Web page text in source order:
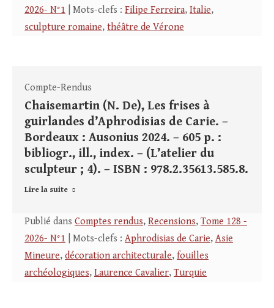
2026- N°1 | Mots-clefs : Filipe Ferreira, Italie,
sculpture romaine, théâtre de Vérone
Compte-Rendus
Chaisemartin (N. De), Les frises à
guirlandes d’Aphrodisias de Carie. –
Bordeaux : Ausonius 2024. – 605 p. :
bibliogr., ill., index. – (L’atelier du
sculpteur ; 4). – ISBN : 978.2.35613.585.8.
Lire la suite
Publié dans Comptes rendus, Recensions, Tome 128 -
2026- N°1 | Mots-clefs : Aphrodisias de Carie, Asie
Mineure, décoration architecturale, fouilles
archéologiques, Laurence Cavalier, Turquie